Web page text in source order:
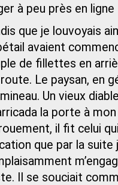
à peu près en
que je louvoyais
avaient
de fillettes en
Le paysan, en
Un vieux
la porte à
il fit celui
que par la
Il se souciait